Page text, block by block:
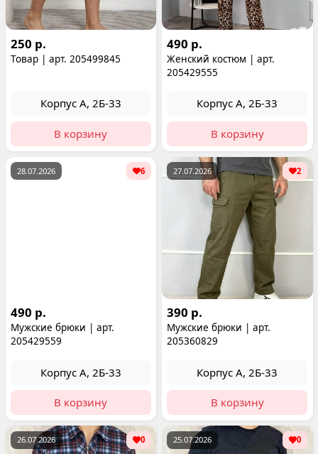
250 р.
Товар | арт. 205499845
Корпус А, 2Б-33
В корзину
490 р.
Женский костюм | арт.
205429555
Корпус А, 2Б-33
В корзину
28.07.2026 6
490 р.
Мужские брюки | арт.
205429559
Корпус А, 2Б-33
В корзину
27.07.2026 2
390 р.
Мужские брюки | арт.
205360829
Корпус А, 2Б-33
В корзину
26.07.2026 0 25.07.2026 0